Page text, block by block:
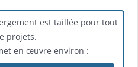
est taillée pour tout
projets.
en œuvre environ :